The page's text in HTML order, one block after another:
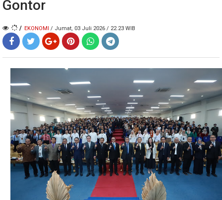
Gontor
/ EKONOMI / Jumat, 03 Juli 2026 / 22.23 WIB